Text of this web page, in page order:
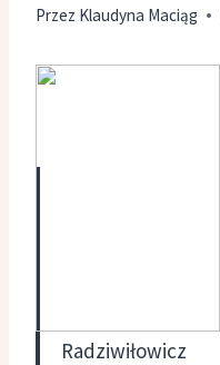
Przez Klaudyna Maciąg
Radziwiłowicz